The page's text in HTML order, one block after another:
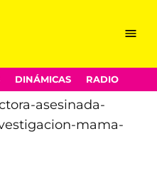
Menu
DINÁMICAS RADIO